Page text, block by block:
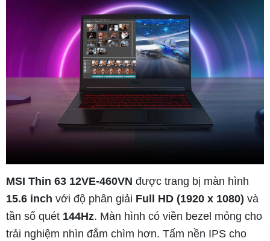
MSI Thin 63 12VE-460VN được trang bị màn hình
15.6 inch với độ phân giải Full HD (1920 x 1080) và
tần số quét 144Hz. Màn hình có viền bezel mỏng cho
trải nghiệm nhìn đắm chìm hơn. Tấm nền IPS cho